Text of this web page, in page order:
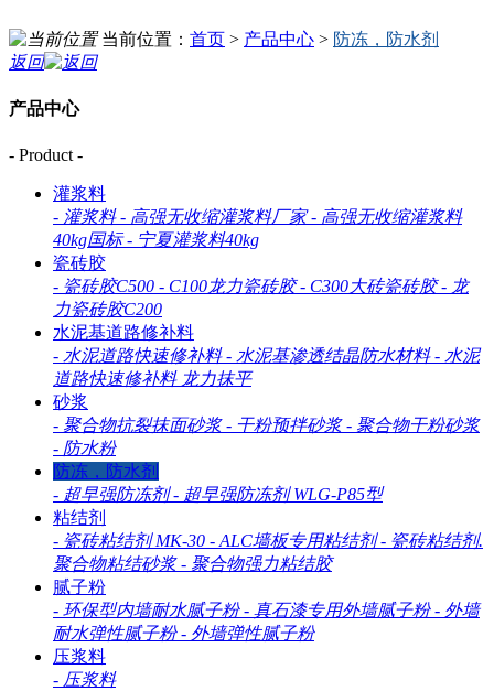
当前位置： 首页 > 产品中心 > 防冻，防水剂
返回
产品中心
- Product -
灌浆料
- 灌浆料 - 高强无收缩灌浆料厂家 - 高强无收缩灌浆料
40kg国标 - 宁夏灌浆料40kg
瓷砖胶
- 瓷砖胶C500 - C100龙力瓷砖胶 - C300大砖瓷砖胶 - 龙
力瓷砖胶C200
水泥基道路修补料
- 水泥道路快速修补料 - 水泥基渗透结晶防水材料 - 水泥
道路快速修补料 龙力抹平
砂浆
- 聚合物抗裂抹面砂浆 - 干粉预拌砂浆 - 聚合物干粉砂浆
- 防水粉
防冻，防水剂
- 超早强防冻剂 - 超早强防冻剂 WLG-P85型
粘结剂
- 瓷砖粘结剂 MK-30 - ALC墙板专用粘结剂 - 瓷砖粘结剂.
聚合物粘结砂浆 - 聚合物强力粘结胶
腻子粉
- 环保型内墙耐水腻子粉 - 真石漆专用外墙腻子粉 - 外墙
耐水弹性腻子粉 - 外墙弹性腻子粉
压浆料
- 压浆料